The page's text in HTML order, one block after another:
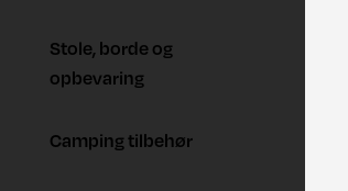
Stole, borde og
opbevaring
Camping tilbehør